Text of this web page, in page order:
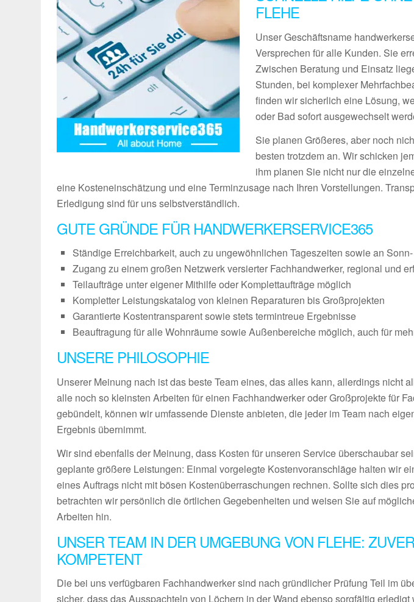
FLEHE
Unser Geschäftsname
Versprechen für alle Kunden. Sie
Zwischen Beratung und Einsatz
Stunden, bei komplexer
finden wir sicherlich eine Lösung,
oder Bad sofort ausgewechselt
Sie planen Größeres, aber noch
besten trotzdem an. Wir schicken
ihm planen Sie nicht nur die
eine Kosteneinschätzung und eine Terminzusage nach Ihren Vorstellungen.
Erledigung sind für uns selbstverständlich.
GUTE GRÜNDE FÜR HANDWERKERSERVICE365
Ständige Erreichbarkeit, auch zu ungewöhnlichen Tageszeiten sowie an
Zugang zu einem großen Netzwerk versierter Fachhandwerker, regional und
Teilaufträge unter eigener Mithilfe oder Komplettaufträge möglich
Kompletter Leistungskatalog von kleinen Reparaturen bis Großprojekten
Garantierte Kostentransparent sowie stets termintreue Ergebnisse
Beauftragung für alle Wohnräume sowie Außenbereiche möglich, auch für
UNSERE PHILOSOPHIE
Unserer Meinung nach ist das beste Team eines, das alles kann, allerdings nicht
alle noch so kleinsten Arbeiten für einen Fachhandwerker oder Großprojekte für
gebündelt, können wir umfassende Dienste anbieten, die jeder im Team nach
Ergebnis übernimmt.
Wir sind ebenfalls der Meinung, dass Kosten für unseren Service überschaubar
geplante größere Leistungen: Einmal vorgelegte Kostenvoranschläge halten wir
eines Auftrags nicht mit bösen Kostenüberraschungen rechnen. Sollte sich dies
betrachten wir persönlich die örtlichen Gegebenheiten und weisen Sie auf
Arbeiten hin.
UNSER TEAM IN DER UMGEBUNG VON FLEHE:
KOMPETENT
Die bei uns verfügbaren Fachhandwerker sind nach gründlicher Prüfung Teil im
sicher, dass das Ausspachteln von Löchern in der Wand ebenso sorgfältig